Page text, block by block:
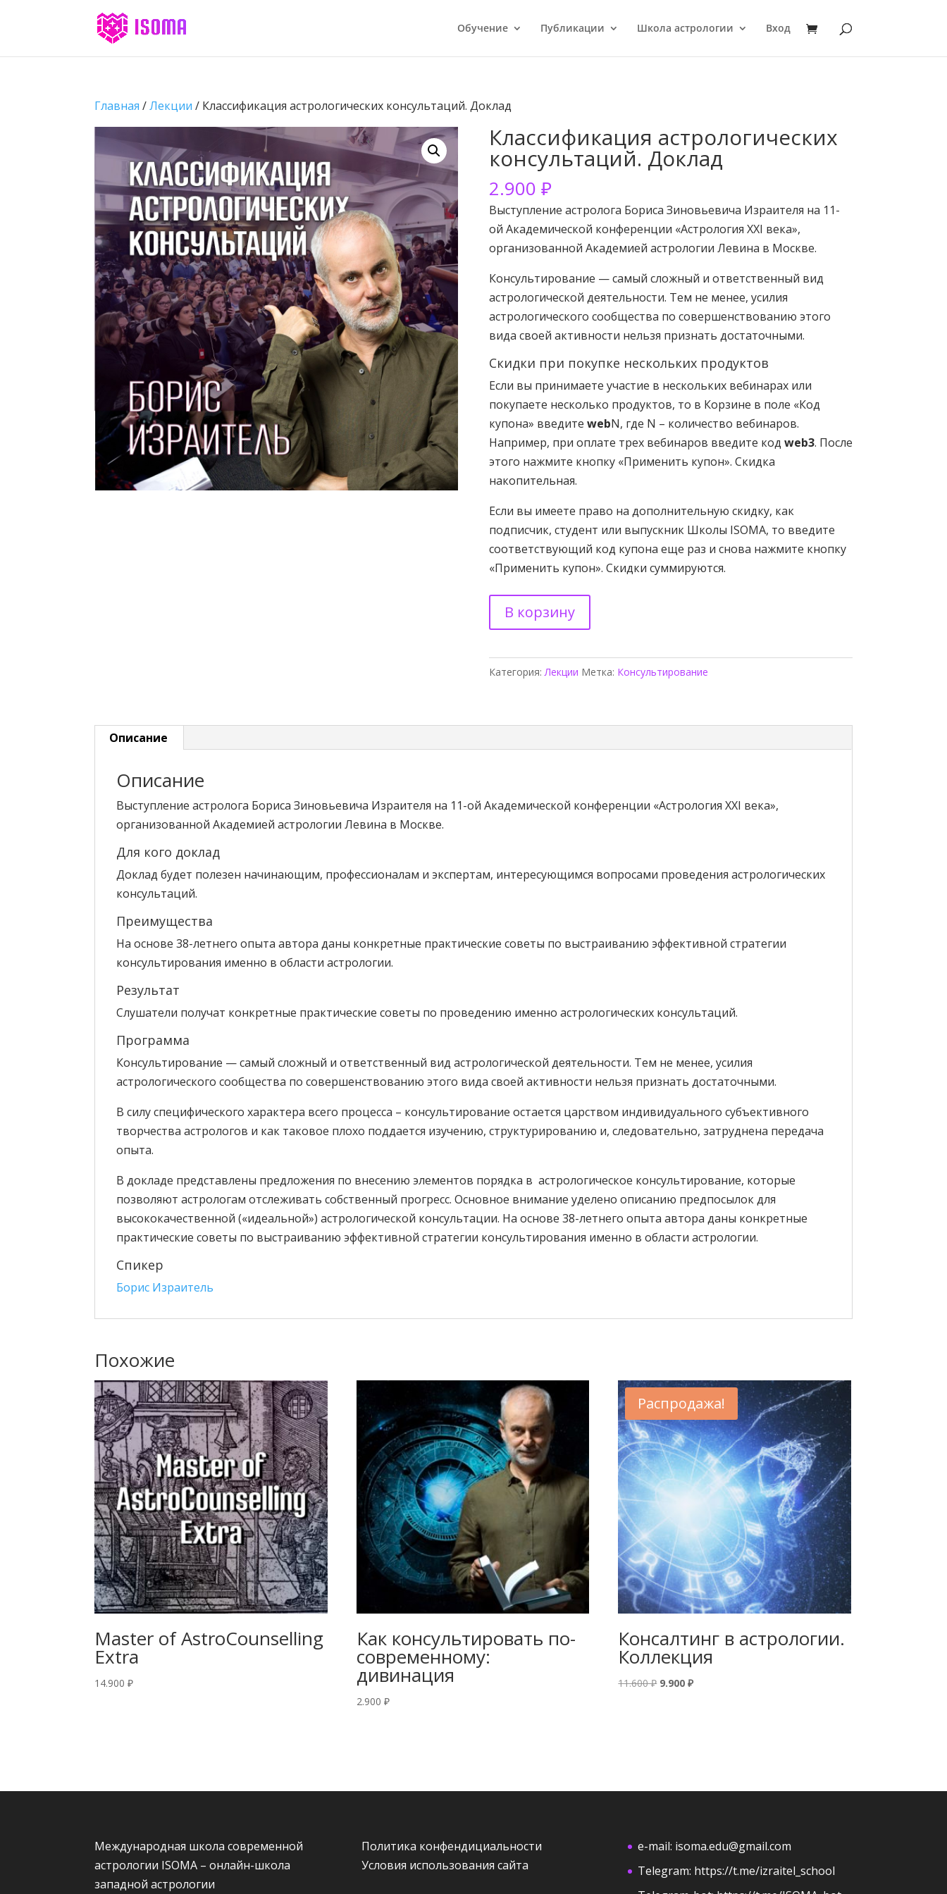
Обучение Публикации Школа астрологии Вход
Главная /Лекции / Классификация астрологических консультаций. Доклад
Классификация астрологических
консультаций. Доклад
2.900 ₽
Выступление астролога Бориса Зиновьевича Израителя на 11-
ой Академической конференции «Астрология XXI века»,
организованной Академией астрологии Левина в Москве.
Консультирование — самый сложный и ответственный вид
астрологической деятельности. Тем не менее, усилия
астрологического сообщества по совершенствованию этого
вида своей активности нельзя признать достаточными.
Скидки при покупке нескольких продуктов
Если вы принимаете участие в нескольких вебинарах или
покупаете несколько продуктов, то в Корзине в поле «Код
купона» введите webN, где N – количество вебинаров.
Например, при оплате трех вебинаров введите код web3. После
этого нажмите кнопку «Применить купон». Скидка
накопительная.
Если вы имеете право на дополнительную скидку, как
подписчик, студент или выпускник Школы ISOMA, то введите
соответствующий код купона еще раз и снова нажмите кнопку
«Применить купон». Скидки суммируются.
товара
астрологических
консультаций.
В корзину
Категория:Лекции Метка: Консультирование
Описание
Описание
Выступление астролога Бориса Зиновьевича Израителя на 11-ой Академической конференции «Астрология XXI века»,
организованной Академией астрологии Левина в Москве.
Для кого доклад
Доклад будет полезен начинающим, профессионалам и экспертам, интересующимся вопросами проведения астрологических
консультаций.
Преимущества
На основе 38-летнего опыта автора даны конкретные практические советы по выстраиванию эффективной стратегии
консультирования именно в области астрологии.
Результат
Слушатели получат конкретные практические советы по проведению именно астрологических консультаций.
Программа
Консультирование — самый сложный и ответственный вид астрологической деятельности. Тем не менее, усилия
астрологического сообщества по совершенствованию этого вида своей активности нельзя признать достаточными.
В силу специфического характера всего процесса – консультирование остается царством индивидуального субъективного
творчества астрологов и как таковое плохо поддается изучению, структурированию и, следовательно, затруднена передача
опыта.
В докладе представлены предложения по внесению элементов порядка в астрологическое консультирование, которые
позволяют астрологам отслеживать собственный прогресс. Основное внимание уделено описанию предпосылок для
высококачественной («идеальной») астрологической консультации. На основе 38-летнего опыта автора даны конкретные
практические советы по выстраиванию эффективной стратегии консультирования именно в области астрологии.
Спикер
Борис Израитель
Похожие
Master of AstroCounselling
Extra
14.900₽
Как консультировать по-
современному:
дивинация
2.900 ₽
Распродажа!
Консалтинг в астрологии.
Коллекция
11.600₽ Первоначальная
9.900₽Текущая
Международная школа современной
астрологии ISOMA – онлайн-школа
западной астрологии
Политика конфендициальности
Условия использования сайта
e-mail: isoma.edu@gmail.com
Telegram: https://t.me/izraitel_school